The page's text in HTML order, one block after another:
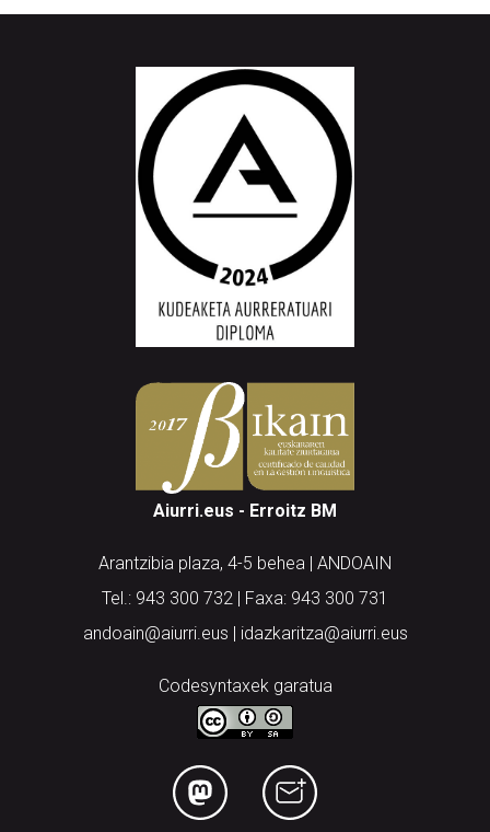
Aiurri.eus - Erroitz BM
Arantzibia plaza, 4-5 behea | ANDOAIN
Codesyntaxek garatua
LEGE OHARRA